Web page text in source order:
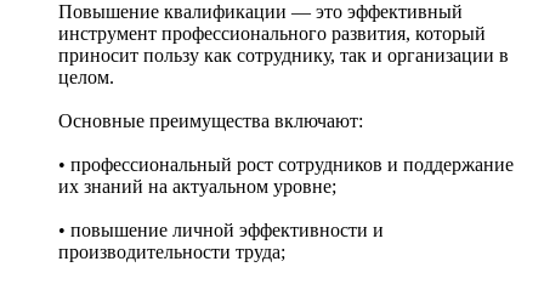
Повышение квалификации — это эффективный
инструмент профессионального развития, который
приносит пользу как сотруднику, так и организации в
целом.
Основные преимущества включают:
• профессиональный рост сотрудников и поддержание
их знаний на актуальном уровне;
• повышение личной эффективности и
производительности труда;